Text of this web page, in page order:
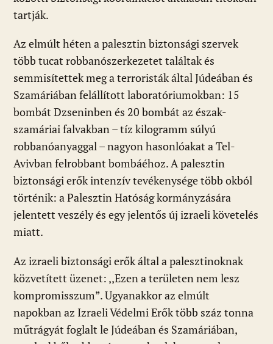
tartják.
Az elmúlt héten a palesztin biztonsági szervek
több tucat robbanószerkezetet találtak és
semmisítettek meg a terroristák által Júdeában és
Szamáriában felállított laboratóriumokban: 15
bombát Dzseninben és 20 bombát az észak-
szamáriai falvakban – tíz kilogramm súlyú
robbanóanyaggal – nagyon hasonlóakat a Tel-
Avivban felrobbant bombáéhoz. A palesztin
biztonsági erők intenzív tevékenysége több okból
történik: a Palesztin Hatóság kormányzására
jelentett veszély és egy jelentős új izraeli követelés
miatt.
Az izraeli biztonsági erők által a palesztinoknak
közvetített üzenet: ,,Ezen a területen nem lesz
kompromisszum”. Ugyanakkor az elmúlt
napokban az Izraeli Védelmi Erők több száz tonna
műtrágyát foglalt le Júdeában és Szamáriában,